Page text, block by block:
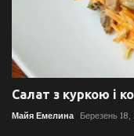
Салат з куркою і
Майя Емелина Березень 18,